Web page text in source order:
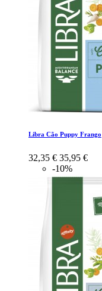
Libra Cão Puppy Frango
32,35 € 35,95 €
-10%